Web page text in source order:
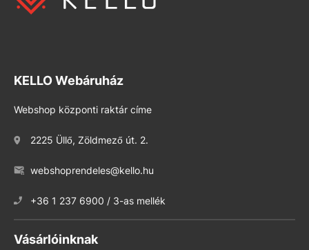
KELLO Webáruház
Webshop központi raktár címe
2225 Üllő, Zöldmező út. 2.
webshoprendeles@kello.hu
+36 1 237 6900 / 3-as mellék
Vásárlóinknak